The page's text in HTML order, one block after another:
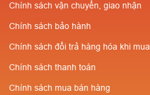
Chính sách vận chuyển, giao nhận
Chính sách bảo hành
Chính sách đổi trả hàng hóa khi mua
Chính sách thanh toán
Chính sách mua bán hàng